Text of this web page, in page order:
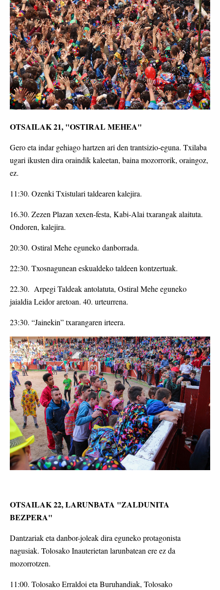
OTSAILAK 21, "OSTIRAL MEHEA"
Gero eta indar gehiago hartzen ari den trantsizio-eguna. Txilaba
ugari ikusten dira oraindik kaleetan, baina mozorrorik, oraingoz,
ez.
11:30. Ozenki Txistulari taldearen kalejira.
16.30. Zezen Plazan xexen-festa, Kabi-Alai txarangak alaituta.
Ondoren, kalejira.
20:30. Ostiral Mehe eguneko danborrada.
22:30. Txosnagunean eskualdeko taldeen kontzertuak.
22.30. Arpegi Taldeak antolatuta, Ostiral Mehe eguneko
jaialdia Leidor aretoan. 40. urteurrena.
23:30. “Jainekin” txarangaren irteera.
OTSAILAK 22, LARUNBATA "ZALDUNITA
BEZPERA"
Dantzariak eta danbor-joleak dira eguneko protagonista
nagusiak. Tolosako Inauterietan larunbatean ere ez da
mozorrotzen.
11:00. Tolosako Erraldoi eta Buruhandiak, Tolosako